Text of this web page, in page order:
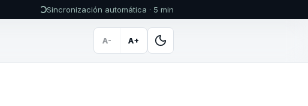
Sincronización automática · 5 min
A- A+